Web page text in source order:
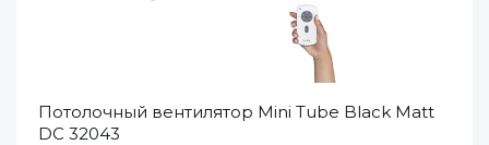
Потолочный вентилятор Mini Tube Black Matt
DC 32043